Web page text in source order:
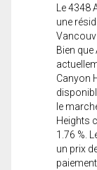
Le 4348
une
Bien
Canyon
le
Heights
1.76 %.
un prix